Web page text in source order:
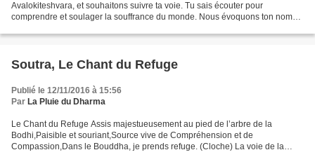
Avalokiteshvara, et souhaitons suivre ta voie. Tu sais écouter pour
comprendre et soulager la souffrance du monde. Nous évoquons ton nom
Soutra, Le Chant du Refuge
Publié le 12/11/2016 à 15:56
Par La Pluie du Dharma
Le Chant du Refuge Assis majestueusement au pied de l’arbre de la
Bodhi,Paisible et souriant,Source vive de Compréhension et de
Compassion,Dans le Bouddha, je prends refuge. (Cloche) La voie de la